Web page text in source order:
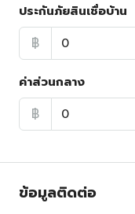
ประกันภัยสินเชื่อบ้าน
฿
ค่าส่วนกลาง
฿
ข้อมูลติดต่อ